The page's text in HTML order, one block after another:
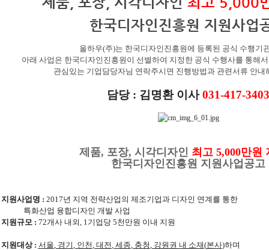
한국디자인진흥원 지원사업
올하우(주)는 한국디자인진흥원에 등록된 공식 수행기
아래 사업은 한국디자인진흥원이 선별하여 지정한 공식 수행사를 통해
관심있는 기업담당자님 연락주시면 진행방법과 관련서류 안내
담당: 김명환 이사 031-417-3403
제품, 포장, 시각디자인 최고 5,000만원
한국디자인진흥원 지원사업공고
지원사업명 : 2017년 지역 전략산업의 제조기업과 디자인 연계를 통한
특화산업 융합디자인 개발 사업
지원규모: 72개사 내외, 1기업당5천만원 이내 지원
지원대상: 서울, 경기, 인천, 대전, 세종, 충청, 강원권 내 소재(본사)하며